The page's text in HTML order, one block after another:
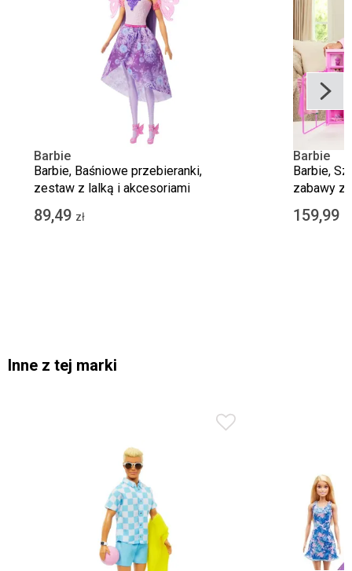
Barbie
Barbie, Baśniowe przebieranki,
zestaw z lalką i akcesoriami
89,49 zł
Barbie
Barbie,
zabawy z
159,99
Inne z tej marki